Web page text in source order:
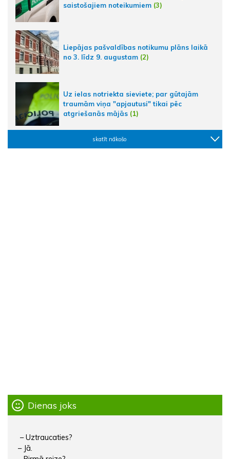
saistošajiem noteikumiem (3)
Liepājas pašvaldības notikumu plāns laikā
no 3. līdz 9. augustam (2)
Uz ielas notriekta sieviete; par gūtajām
traumām viņa "apjautusi" tikai pēc
atgriešanās mājās (1)
skatīt nākošo
Dienas joks
– Uztraucaties?
– Jā.